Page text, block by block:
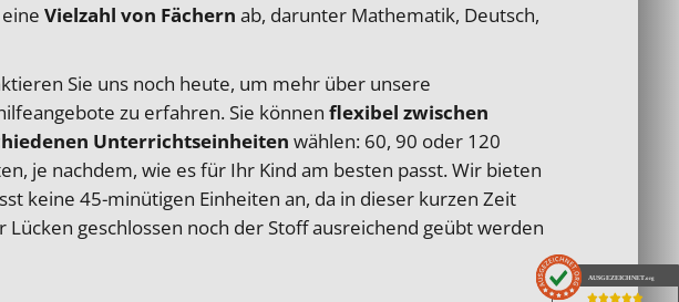
Vielzahl von Fächern ab, darunter Mathematik, Deutsch,
Sie uns noch heute, um mehr über unsere
zu erfahren. Sie können flexibel zwischen
Unterrichts­einheiten wählen: 60, 90 oder 120
je nachdem, wie es für Ihr Kind am besten passt. Wir bieten
keine 45-minütigen Einheiten an, da in dieser kurzen Zeit
Lücken geschlossen noch der Stoff ausreichend geübt werden
AUSGEZEICHNET.org